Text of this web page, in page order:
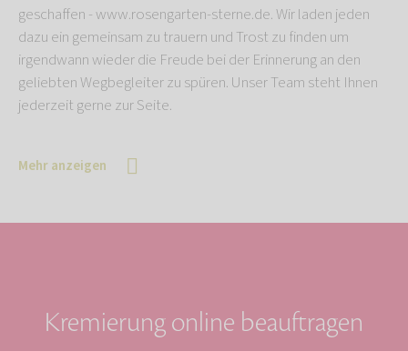
geschaffen - www.rosengarten-sterne.de. Wir laden jeden
dazu ein gemeinsam zu trauern und Trost zu finden um
irgendwann wieder die Freude bei der Erinnerung an den
geliebten Wegbegleiter zu spüren. Unser Team steht Ihnen
jederzeit gerne zur Seite.
Mehr anzeigen
Kremierung online beauftragen